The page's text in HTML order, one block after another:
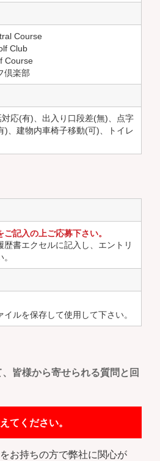
Course
Club
Course
倶楽部
応(有)、出入り口段差(無)、点字
)、建物内車椅子移動(可)、トイレ
記入の上ご応募下さい。
書エクセルに記入し、エントリ
ルを保存して使用して下さい。
皆様から寄せられる質問と回
てください。
お持ちの方で弊社に関心が